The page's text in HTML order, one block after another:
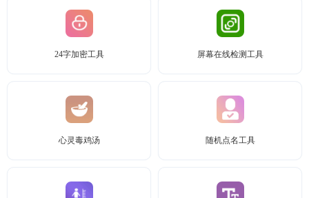
24字加密工具 屏幕在线检测工具
心灵毒鸡汤 随机点名工具